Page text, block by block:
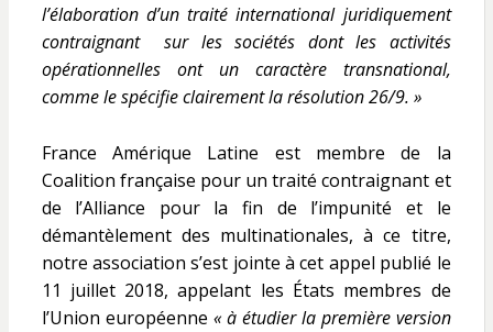
l’élaboration d’un traité international juridiquement
contraignant sur les sociétés dont les activités
opérationnelles ont un caractère transnational,
comme le spécifie clairement la résolution 26/9. »
France Amérique Latine est membre de la
Coalition française pour un traité contraignant et
de l’Alliance pour la fin de l’impunité et le
démantèlement des multinationales, à ce titre,
notre associations’est jointe à cet appel publié le
11 juillet 2018, appelant les États membres de
l’Union européenne « à étudier la première version